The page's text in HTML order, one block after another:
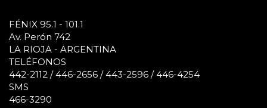
FÉNIX 95.1 - 101.1
Av. Perón 742
LA RIOJA - ARGENTINA
TELÉFONOS
442-2112 / 446-2656 / 443-2596 / 446-4254
SMS
466-3290